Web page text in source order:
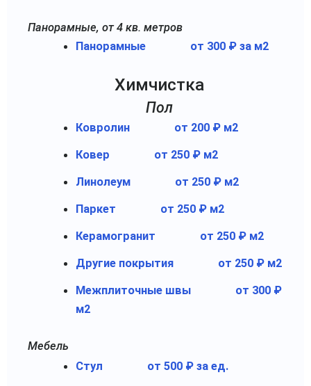
Панорамные, от 4 кв. метров
Панорамные
от 300 ₽ за м2
Химчистка
Пол
Ковролин от 200 ₽ м2
Ковер от 250 ₽ м2
Линолеум от 250 ₽ м2
Паркет от 250 ₽ м2
Керамогранит от 250 ₽ м2
Другие покрытия от 250 ₽ м2
Межплиточные швы
от 300 ₽
м2
Мебель
Стул
от 500 ₽ за ед.